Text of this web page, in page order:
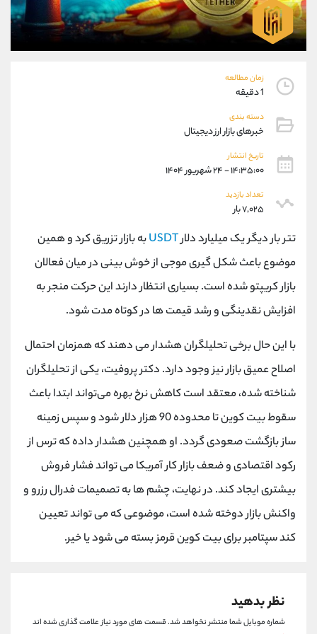
زمان مطالعه
1 دقیقه
دسته بندی
خبرهای بازار ارز دیجیتال
تاریخ انتشار
۱۴:۳۵:۰۰ - ۲۴ شهریور ۱۴۰۴
تعداد بازدید
۷,۰۲۵ بار
تتر بار دیگر یک میلیارد دلارUSDTبه بازار تزریق کرد و همین
موضوع باعث شکل گیری موجی از خوش بینی در میان فعالان
بازار کریپتو شده است. بسیاری انتظار دارند این حرکت منجر به
افزایش نقدینگی و رشد قیمت ها در کوتاه مدت شود.
با این حال برخی تحلیلگران هشدار می دهند که همزمان احتمال
اصلاح عمیق بازار نیز وجود دارد. دکتر پروفیت، یکی از تحلیلگران
شناخته شده، معتقد است کاهش نرخ بهره می‌تواند ابتدا باعث
سقوط بیت کوین تا محدوده 90 هزار دلار شود و سپس زمینه
ساز بازگشت صعودی گردد. او همچنین هشدار داده که ترس از
رکود اقتصادی و ضعف بازار کار آمریکا می تواند فشار فروش
بیشتری ایجاد کند. در نهایت، چشم ها به تصمیمات فدرال رزرو و
واکنش بازار دوخته شده است، موضوعی که می تواند تعیین
کند سپتامبر برای بیت کوین قرمز بسته می شود یا خیر.
نظر بدهید
شماره موبایل شما منتشر نخواهد شد.قسمت های مورد نیاز علامت گذاری شده اند
09101364784
واتساپ شروع گفتگو
تلگرام @Armteam_admin_104
پشتیبان فروش
موبایل
واتساپ
تلگرام
داخلی
اطلاعات تماس
تلفن 021-22021030
بدون پیش شماره 90001030
اینستاگرام @alireza.mehrabii
کانال تلگرام @alirezamehrabi_com